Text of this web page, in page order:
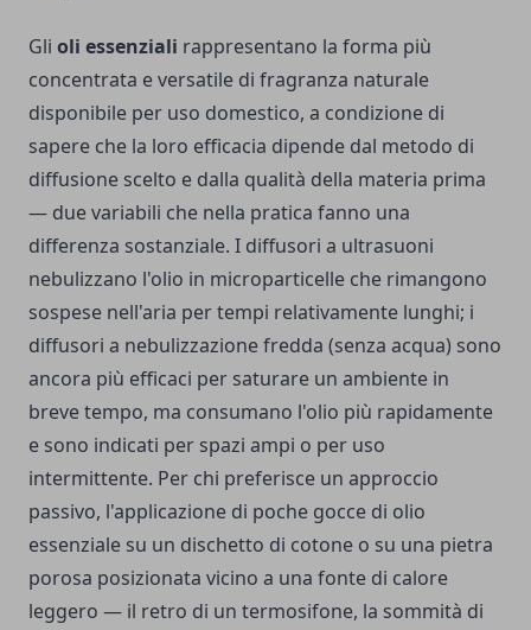
Gli oli essenziali rappresentano la forma più
concentrata e versatile di fragranza naturale
disponibile per uso domestico, a condizione di
sapere che la loro efficacia dipende dal metodo di
diffusione scelto e dalla qualità della materia prima
— due variabili che nella pratica fanno una
differenza sostanziale. I diffusori a ultrasuoni
nebulizzano l'olio in microparticelle che rimangono
sospese nell'aria per tempi relativamente lunghi; i
diffusori a nebulizzazione fredda (senza acqua) sono
ancora più efficaci per saturare un ambiente in
breve tempo, ma consumano l'olio più rapidamente
e sono indicati per spazi ampi o per uso
intermittente. Per chi preferisce un approccio
passivo, l'applicazione di poche gocce di olio
essenziale su un dischetto di cotone o su una pietra
porosa posizionata vicino a una fonte di calore
leggero — il retro di un termosifone, la sommità di